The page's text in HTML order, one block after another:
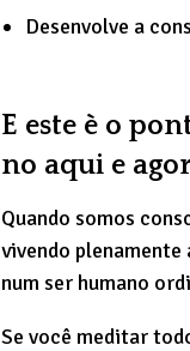
Desenvolve a
E este è o
no aqui e
Quando somos
vivendo plenamente
num ser humano
Se você meditar